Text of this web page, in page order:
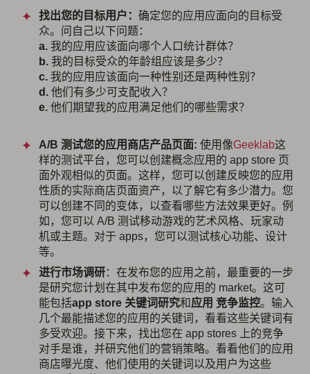
找出您的目标用户： 确定您的应用应面向的目标受
众。问自己以下问题：
a. 我的应用应该面向哪个人口统计群体？
b. 我的目标受众的年龄组应该是多少？
c. 我的应用应该面向一种性别还是两种性别？
d. 他们有多少可支配收入？
e. 他们期望我的应用满足他们的哪些需求？
A/B 测试您的应用商店产品页面: 使用像Geeklab这
样的测试平台，您可以创建概念应用的 app store 页
面外观相似的页面。这样，您可以创建反映您的应用
性质的实际商店页面资产，以了解它有多少潜力。您
可以创建不同的变体，以查看哪些方法效果更好。例
如，您可以 A/B 测试移动游戏的艺术风格、玩家动
机或主题。对于 apps，您可以测试核心功能、设计
等。
进行市场调研：在发布您的应用之前，最重要的一步
是研究您计划在其中发布您的应用的 market。这可
能包括app store 关键词研究和应用 竞争监控。输入
几个最能描述您的应用的关键词，看看这些关键词有
多受欢迎。接下来，找出您在 app stores 上的竞争
对手是谁，并研究他们的营销策略。看看他们的应用
商店曝光度、他们使用的关键词以及用户为这些